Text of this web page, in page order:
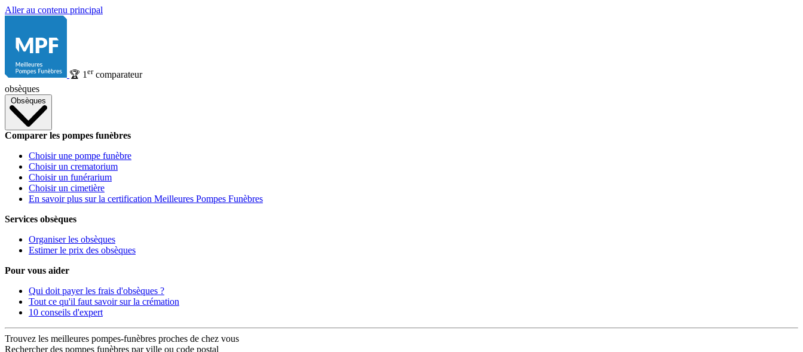
Aller au contenu principal
🏆 1 ercomparateur
obsèques
Obsèques
Comparer les pompes funèbres
Choisir une pompe funèbre
Choisir un crematorium
Choisir un funérarium
Choisir un cimetière
En savoir plus sur la certification Meilleures Pompes Funèbres
Services obsèques
Organiser les obsèques
Estimer le prix des obsèques
Pour vous aider
Qui doit payer les frais d'obsèques ?
Tout ce qu'il faut savoir sur la crémation
10 conseils d'expert
Trouvez les meilleures pompes-funèbres proches de chez vous
Rechercher des pompes funèbres par ville ou code postal